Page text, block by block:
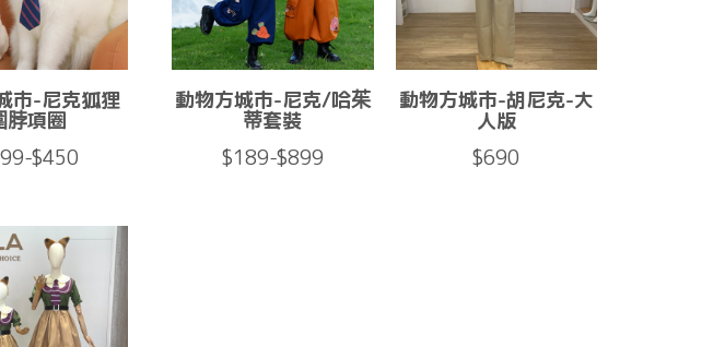
市-尼克狐狸
脖項圈
$450
動物方城市-尼克/哈茱
蒂套裝
$189-$899
動物方城市-胡尼克-大
人版
$690